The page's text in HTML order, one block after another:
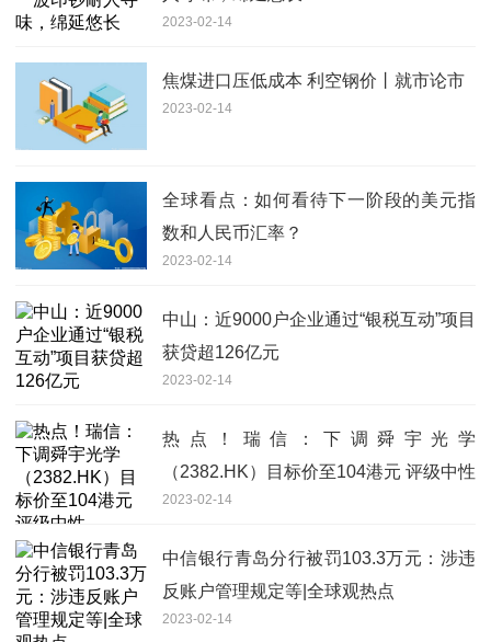
2023-02-14
焦煤进口压低成本 利空钢价丨就市论市
2023-02-14
全球看点：如何看待下一阶段的美元指
数和人民币汇率？
2023-02-14
中山：近9000户企业通过“银税互动”项目
获贷超126亿元
2023-02-14
热点！瑞信：下调舜宇光学
（2382.HK）目标价至104港元 评级中性
2023-02-14
中信银行青岛分行被罚103.3万元：涉违
反账户管理规定等|全球观热点
2023-02-14